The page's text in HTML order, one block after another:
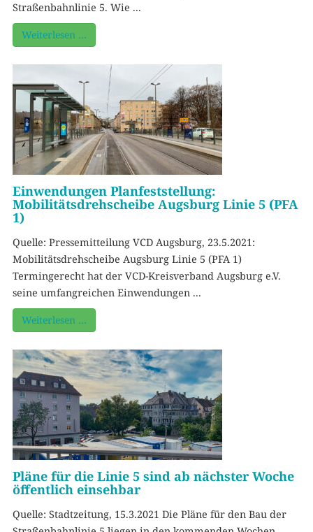
Straßenbahnlinie 5. Wie ...
Weiterlesen …
Einwendungen Planfeststellung:
Mobilitätsdrehscheibe Augsburg Linie 5 (PFA
1)
Quelle: Pressemitteilung VCD Augsburg, 23.5.2021:
Mobilitätsdrehscheibe Augsburg Linie 5 (PFA 1)
Termingerecht hat der VCD-Kreisverband Augsburg e.V.
seine umfangreichen Einwendungen ...
Weiterlesen …
Pläne für die Linie 5 sind ab nächster Woche
öffentlich einsehbar
Quelle: Stadtzeitung, 15.3.2021 Die Pläne für den Bau der